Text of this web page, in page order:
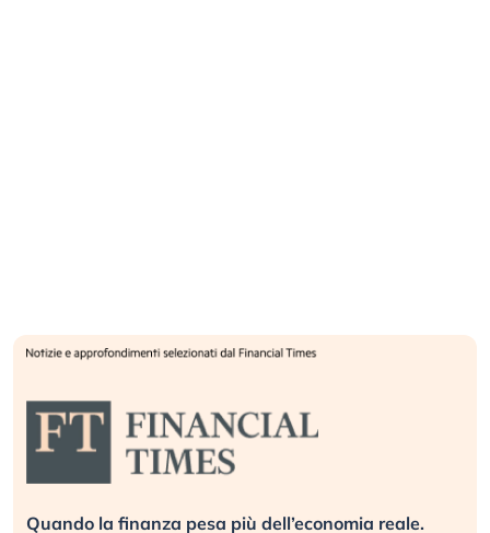
Quando la finanza pesa più dell’economia reale.